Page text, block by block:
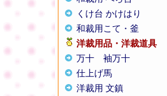
くけ台 かけはり
和裁用こて・釜
洋裁用品・洋裁道具
万十
袖万十
仕上げ馬
洋裁用 文鎮